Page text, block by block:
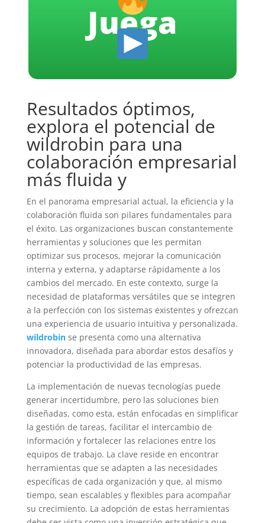
Juega
Resultados óptimos,
explora el potencial de
wildrobin para una
colaboración empresarial
más fluida y
En el panorama empresarial actual, la eficiencia y la
colaboración fluida son pilares fundamentales para
el éxito. Las organizaciones buscan constantemente
herramientas y soluciones que les permitan
optimizar sus procesos, mejorar la comunicación
interna y externa, y adaptarse rápidamente a los
cambios del mercado. En este contexto, surge la
necesidad de plataformas versátiles que se integren
a la perfección con los sistemas existentes y ofrezcan
una experiencia de usuario intuitiva y personalizada.
wildrobinse presenta como una alternativa
innovadora, diseñada para abordar estos desafíos y
potenciar la productividad de las empresas.
La implementación de nuevas tecnologías puede
generar incertidumbre, pero las soluciones bien
diseñadas, como esta, están enfocadas en simplificar
la gestión de tareas, facilitar el intercambio de
información y fortalecer las relaciones entre los
equipos de trabajo. La clave reside en encontrar
herramientas que se adapten a las necesidades
específicas de cada organización y que, al mismo
tiempo, sean escalables y flexibles para acompañar
su crecimiento. La adopción de estas herramientas